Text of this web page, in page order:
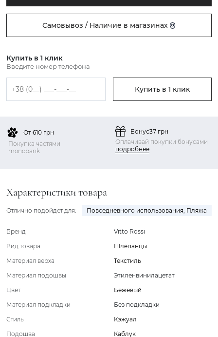
Самовывоз / Наличие в магазинах
Купить в 1 клик
Введите номер телефона
Купить в 1 клик
От 610 грн
Покупка частями
monobank
Бонус37 грн
Оплачивай покупки бонусами
подробнее
Характеристики товара
Отлично подойдет для: Повседневного использования, Пляжа
Бренд
Vitto Rossi
Вид товара
Шлёпанцы
Материал верха
Текстиль
Материал подошвы
Этиленвинилацетат
Цвет
Бежевый
Материал подкладки
Без подкладки
Стиль
Кэжуал
Подошва
Каблук